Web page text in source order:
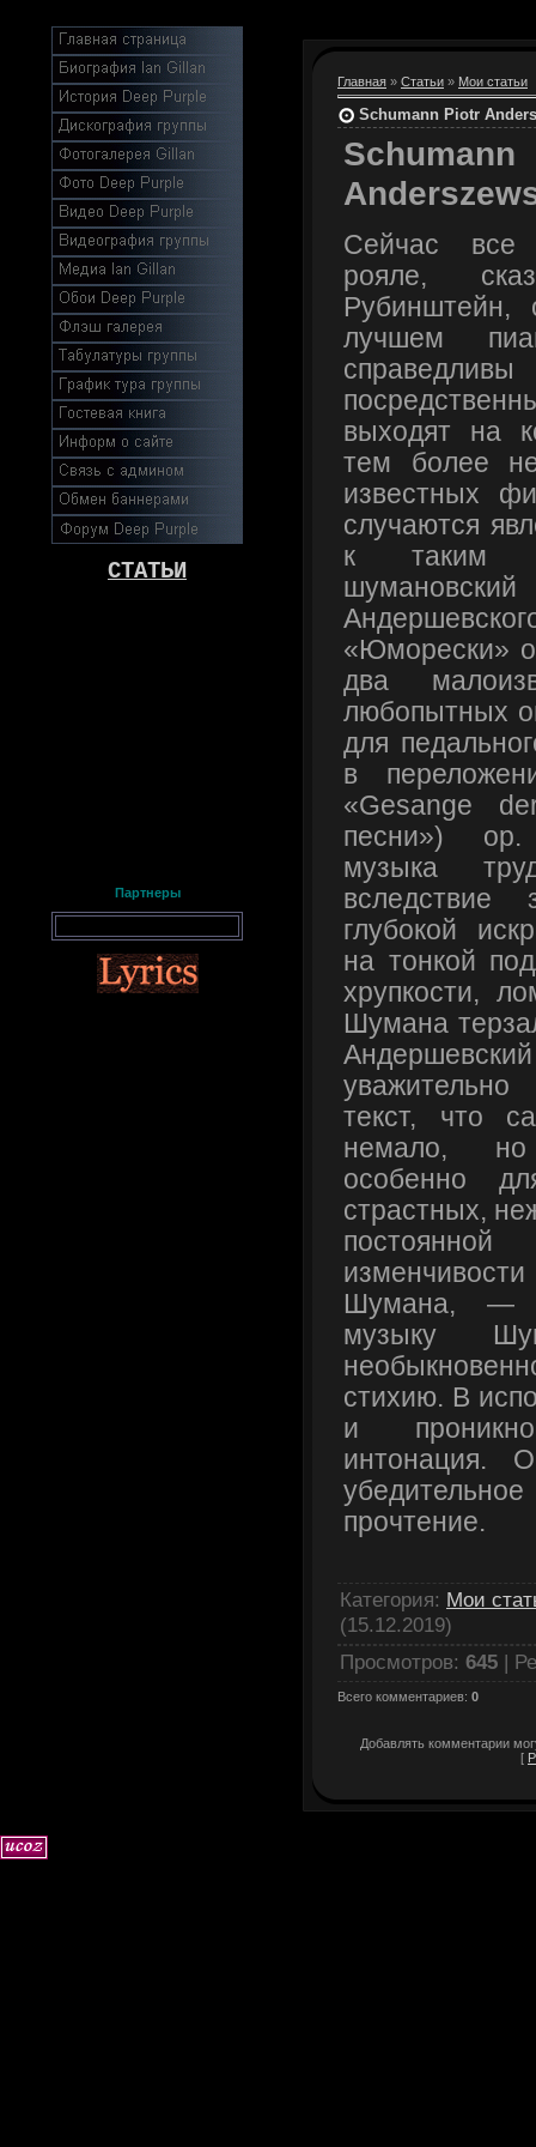
СТАТЬИ
Партнеры
Главная » Статьи » Мои статьи
Schumann Piotr
Сейчас
рояле,
Рубинштейн,
лучшем
выходят на
тем более
известных
случаются
к таким
«Юморески»
два
любопытных
для
в
«Gesange
песни»)
музыка
глубокой
на тонкой
хрупкости,
Шумана
Андершевский
текст, что
немало,
особенно
страстных,
Шумана, —
музыку
стихию. В
и
интонация.
прочтение.
Категория: Мои
(15.12.2019)
Просмотров: 645 |
Всего комментариев: 0
Добавлять комментарии
[